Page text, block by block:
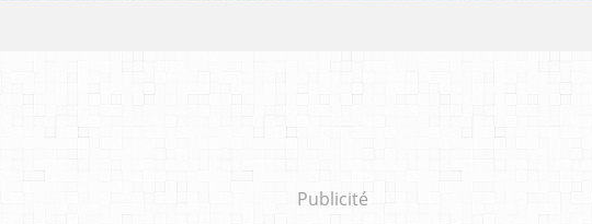
Publicité